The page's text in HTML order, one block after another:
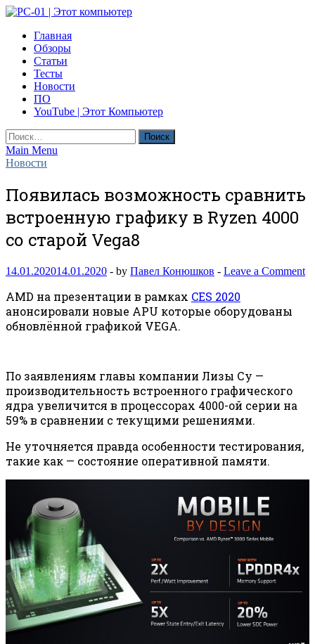
Skip
content
PC-01 | Этот компьютер
Компьютерные новости
Главная
Обзоры
Статьи
Тесты
Новости
ПО
YouTube | Этот Компьютер
Найти:
Main Menu
Новости
Появилась возможность сравнить
встроенную графику в Ryzen 4000
со старой Vega8
14.01.202014.01.2020 - by Павел Конюшков - Leave a Comment
AMD на презентации в рамках CES 2020
анонсировали новые APU которые оборудованы
обновлённой графикой VEGA.
По заявлениям главы компании Лизы Су —
производительность встроенного графического
ядра увеличится в процессорах 4000-ой серии на
59% в сравнении с текущими решениями.
Не уточняется правда особенности тестирования,
такие как — состояние оперативной памяти.